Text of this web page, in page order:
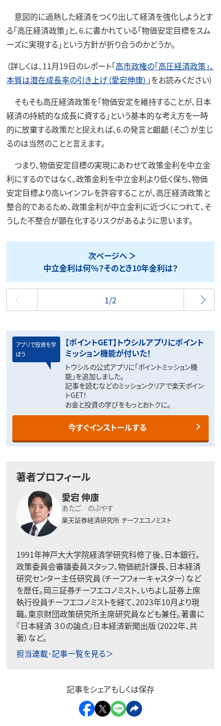
意図的に過熱した経済をつくり出して経済を強化しようとす
る「高圧経済政策」と、6.に書かれている「物価安定目標をスム
ーズに実現する」という方針が折り合うのかどうか。
（詳しくは、11月19日のレポート「高市政権の「高圧経済政策」、
本質は潜在成長率の引き上げ（愛宕伸康） 」をお読みください）
そもそも高圧経済政策を「物価安定を維持することが、日本
経済の持続的な成長に資する」という基本的な考え方を一時
的に放棄する政策だと捉えれば、6.の発言と齟齬（そご）が生じ
るのは当然のことと言えます。
つまり、物価安定目標の実現にあわせて政策金利を中立金
利にするのではなく、政策金利を中立金利より低く保ち、物価
安定目標より高いインフレを許容することが、高圧経済政策と
整合的であるため、政策金利が中立金利に近づくにつれて、そ
うした不整合が顕在化するリスクがあるように思います。
次ページへ
中立金利は何％？そのとき10年金利は？
最初
1/2
アプリで投資を学
ぼう
【ポイントGET】トウシルアプリにポイント
ミッション機能が付いた！
トウシルの公式アプリに「ポイントミッション機
能」を追加しました。
記事を読むなどのミッションクリアで楽天ポイン
トGET！
お金と投資の学びをもっとおトクに。
今すぐインストールする
著者プロフィール
愛宕 伸康
あたご のぶやす
楽天証券経済研究所 チーフエコノミスト
1991年神戸大大学院経済学研究科修了後、日本銀行。
政策委員会審議委員スタッフ、物価統計課長、日本経済
研究センター主任研究員（チーフフォーキャスター）など
を歴任。岡三証券チーフエコノミスト、いちよし証券上席
執行役員チーフエコノミストを経て、2023年10月より現
職。東京財団政策研究所主席研究員なども兼任。著書に
『日本経済 ３０の論点』日本経済新聞出版（2022年、共
著）など。
担当連載･記事一覧を見る＞
記事をシェアもしくは保存